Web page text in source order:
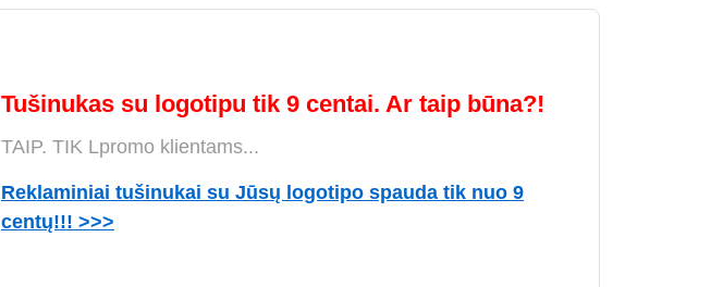
Tušinukas su logotipu tik 9 centai. Ar taip būna?!
TAIP. TIK Lpromo klientams...
Reklaminiai tušinukai su Jūsų logotipo spauda tik nuo 9
centų!!! >>>